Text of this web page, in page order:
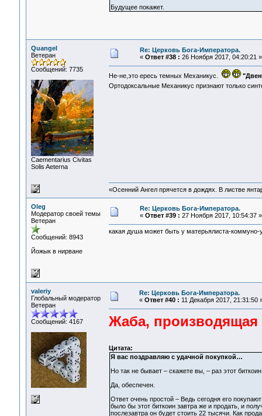
Будущее покажет.
Quangel
Ветеран
Сообщений: 7735
Сaementarius Civitas
Solis Aeterna
Re: Церковь Бога-Императора.
« Ответ #38 : 26 Ноября 2017, 04:20:21 »
Не-не,это ересь темных Механикус.
Ортодоксальные Механикус признают только
«Осенний Ангел прячется в дождях. В листве
Oleg
Модератор своей темы
Ветеран
Сообщений: 8943
Йожык в нирване
Re: Церковь Бога-Императора.
« Ответ #39 : 27 Ноября 2017, 10:54:37 »
какая душа может быть у матерьялиста-
valeriy
Глобальный модератор
Ветеран
Сообщений: 4167
Re: Церковь Бога-Императора.
« Ответ #40 : 11 Декабря 2017, 21:31:50
Жаба, производящая
Цитата:
Я вас поздравляю с удачной покупкой…
Но так не бывает – скажете вы, – раз этот
Да, обеспечен.
Ответ очень простой – Ведь сегодня его
было бы этот биткоин завтра же и продать, и
послезавтра он будет стоить 22 тысячи. Как